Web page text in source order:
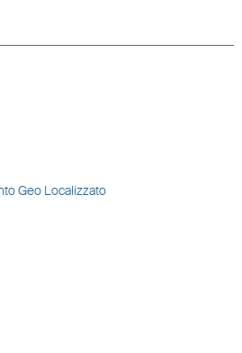
Geo Localizzato